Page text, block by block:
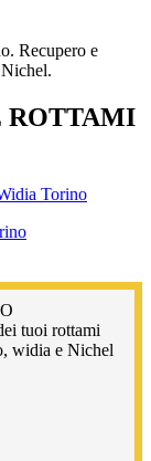
Recupero e
ROTTAMI
tuoi rottami
widia e Nichel